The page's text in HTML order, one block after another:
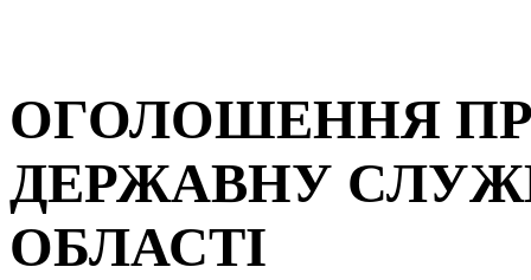
ОГОЛОШЕННЯ
ДЕРЖАВНУ
ОБЛАСТІ